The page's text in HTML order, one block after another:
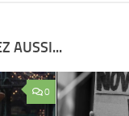
AUSSI...
0